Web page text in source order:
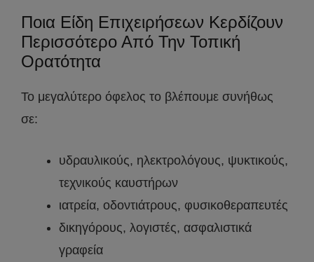
Ποια Είδη Επιχειρήσεων Κερδίζουν
Περισσότερο Από Την Τοπική
Ορατότητα
Το μεγαλύτερο όφελος το βλέπουμε συνήθως
σε:
υδραυλικούς, ηλεκτρολόγους, ψυκτικούς,
τεχνικούς καυστήρων
ιατρεία, οδοντιάτρους, φυσικοθεραπευτές
δικηγόρους, λογιστές, ασφαλιστικά
γραφεία